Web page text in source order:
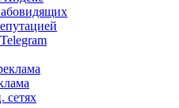
сетях